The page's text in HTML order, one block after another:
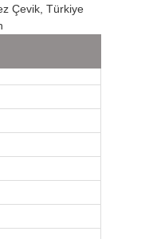
Çevik, Türkiye